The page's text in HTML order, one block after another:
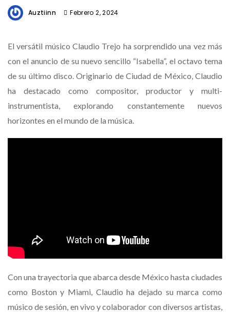
Auztiinn Febrero 2, 2024
El versátil músico Claudio Trejo ha sorprendido una vez más
con el anuncio de su nuevo sencillo “Isabella”, el octavo tema
de su último disco. Originario de Ciudad de México, Claudio
ha destacado como compositor, productor y multi-
instrumentista, explorando constantemente nuevos
horizontes en el mundo de la música.
Con una trayectoria que abarca desde México hasta ciudades
como Boston y Miami, Claudio ha dejado su marca como
músico de sesión, en vivo y colaborador con diversos artistas,